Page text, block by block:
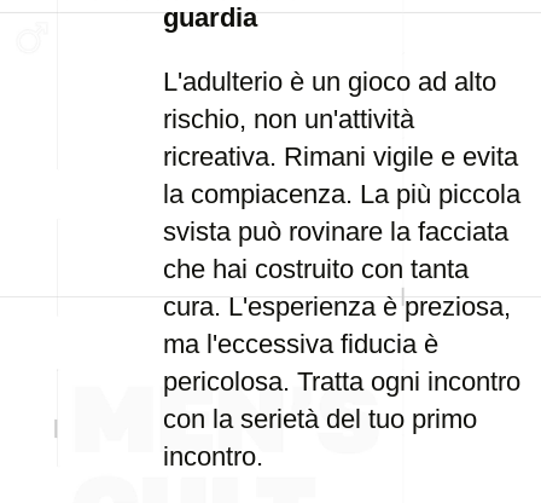
guardia
L'adulterio è un gioco ad alto
rischio, non un'attività
ricreativa. Rimani vigile e evita
la compiacenza. La più piccola
svista può rovinare la facciata
che hai costruito con tanta
cura. L'esperienza è preziosa,
ma l'eccessiva fiducia è
pericolosa. Tratta ogni incontro
con la serietà del tuo primo
incontro.